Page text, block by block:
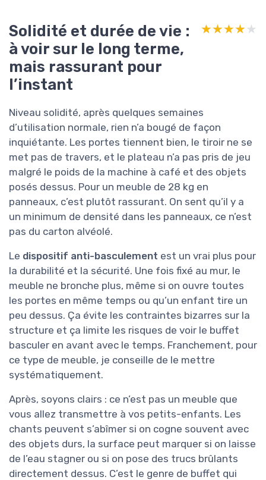
Solidité et durée de vie :
à voir sur le long terme,
mais rassurant pour
l’instant
★★★★★
★★★★★
Niveau solidité, après quelques semaines
d’utilisation normale, rien n’a bougé de façon
inquiétante. Les portes tiennent bien, le tiroir ne se
met pas de travers, et le plateau n’a pas pris de jeu
malgré le poids de la machine à café et des objets
posés dessus. Pour un meuble de 28 kg en
panneaux, c’est plutôt rassurant. On sent qu’il y a
un minimum de densité dans les panneaux, ce n’est
pas du carton alvéolé.
Le dispositif anti-basculement est un vrai plus pour
la durabilité et la sécurité. Une fois fixé au mur, le
meuble ne bronche plus, même si on ouvre toutes
les portes en même temps ou qu’un enfant tire un
peu dessus. Ça évite les contraintes bizarres sur la
structure et ça limite les risques de voir le buffet
basculer en avant avec le temps. Franchement, pour
ce type de meuble, je conseille de le mettre
systématiquement.
Après, soyons clairs : ce n’est pas un meuble que
vous allez transmettre à vos petits-enfants. Les
chants peuvent s’abîmer si on cogne souvent avec
des objets durs, la surface peut marquer si on laisse
de l’eau stagner ou si on pose des trucs brûlants
directement dessus. C’est le genre de buffet qui